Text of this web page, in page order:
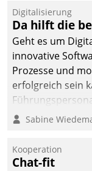
Digitalisierung
Da hilft die
Geht es um
innovative
Prozesse und
erfolgreich sein
verändern und
Sabine
Kooperation
Chat-fit